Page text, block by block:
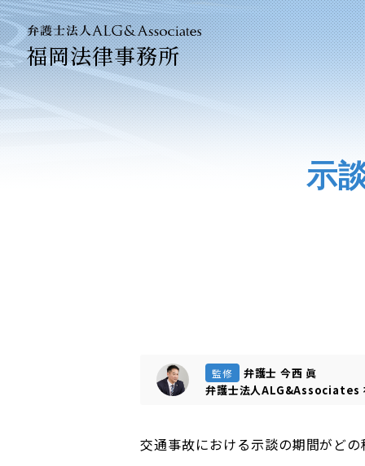
福岡法律事務所
法人のお
示
監修
弁護士 今西 眞
弁護士法人ALG&Associates
交通事故における示談の期間がど